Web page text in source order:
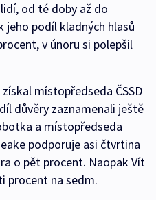
od té doby až do
jeho podíl kladných hlasů
v únoru si polepšil
místopředseda ČSSD
důvěry zaznamenali ještě
a místopředseda
podporuje asi čtvrtina
o pět procent. Naopak Vít
procent na sedm.